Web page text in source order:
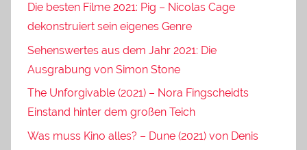
Die besten Filme 2021: Pig – Nicolas Cage
dekonstruiert sein eigenes Genre
Sehenswertes aus dem Jahr 2021: Die
Ausgrabung von Simon Stone
The Unforgivable (2021) – Nora Fingscheidts
Einstand hinter dem großen Teich
Was muss Kino alles? – Dune (2021) von Denis